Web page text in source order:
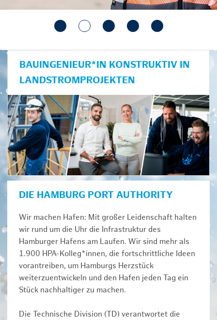
BAUINGENIEUR*IN KONSTRUKTIV IN
LANDSTROMPROJEKTEN
DIE HAMBURG PORT AUTHORITY
Wir machen Hafen: Mit großer Leidenschaft halten
wir rund um die Uhr die Infrastruktur des
Hamburger Hafens am Laufen. Wir sind mehr als
1.900 HPA-Kolleg*innen, die fortschrittliche Ideen
vorantreiben, um Hamburgs Herzstück
weiterzuentwickeln und den Hafen jeden Tag ein
Stück nachhaltiger zu machen.
Die Technische Division (TD) verantwortet die